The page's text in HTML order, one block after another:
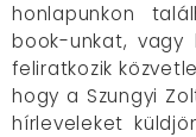
honlapunkon
book-unkat, vagy
feliratkozik
hogy a Szungyi
hírleveleket